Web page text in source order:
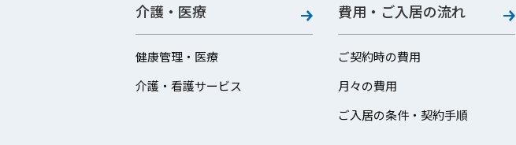
介護・医療
健康管理・医療
介護・看護サービス
費用・ご入居の流れ
ご契約時の費用
月々の費用
ご入居の条件・契約手順